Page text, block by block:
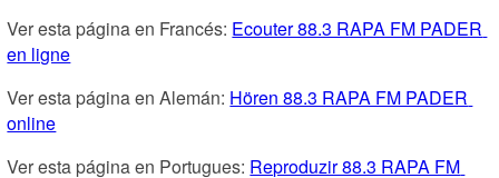
Ver esta página en Francés: Ecouter 88.3 RAPA FM PADER
en ligne
Ver esta página en Alemán: Hören 88.3 RAPA FM PADER
online
Ver esta página en Portugues: Reproduzir 88.3 RAPA FM